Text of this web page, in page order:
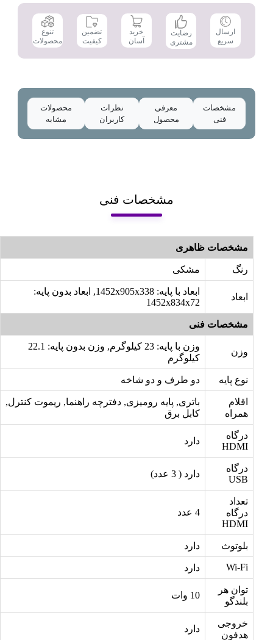
ارسال
سریع
رضایت
مشتری
خرید
آسان
تضمین
کیفیت
تنوع
محصولات
مشخصات
فنی
معرفی
محصول
نظرات
کاربران
محصولات
مشابه
مشخصات فنی
مشخصات ظاهری
رنگ مشکی
ابعاد
ابعاد با پایه: 1452x905x338, ابعاد بدون پایه:
1452x834x72
مشخصات فنی
وزن
وزن با پایه: 23 کیلوگرم, وزن بدون پایه: 22.1
کیلوگرم
نوع پایه دو طرف و دو شاخه
اقلام
همراه
باتری, پایه رومیزی, دفترچه راهنما, ریموت کنترل,
کابل برق
درگاه
HDMI
دارد
درگاه
USB
دارد ( 3 عدد)
تعداد
درگاه
HDMI
بلوتوث دارد
Wi-Fi دارد
توان هر
بلندگو
10 وات
خروجی
هدفون
دارد